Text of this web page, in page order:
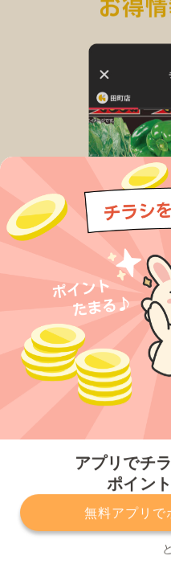
ポイン
無料アプリ
サービスに関してのお問い